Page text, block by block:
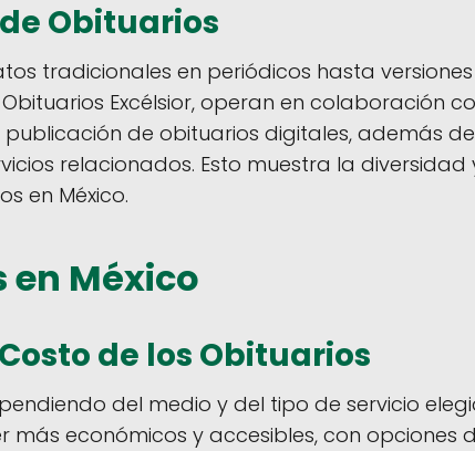
Obituarios
tradicionales en periódicos hasta
Excélsior, operan en colaboración
de obituarios digitales, además
relacionados​. Esto muestra la diversidad
en México.
en México
de los Obituarios
del medio y del tipo de servicio
más económicos y accesibles, con opciones